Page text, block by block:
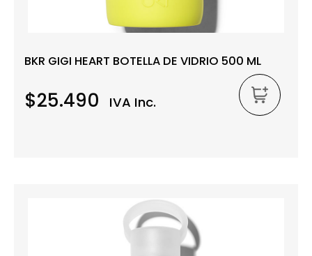
BKR GIGI HEART BOTELLA DE VIDRIO 500 ML
$25.490 IVA Inc.